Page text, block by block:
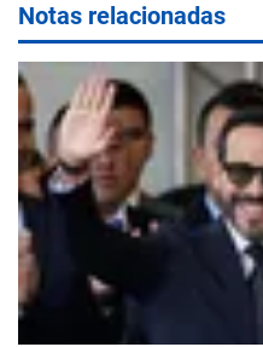
Notas relacionadas